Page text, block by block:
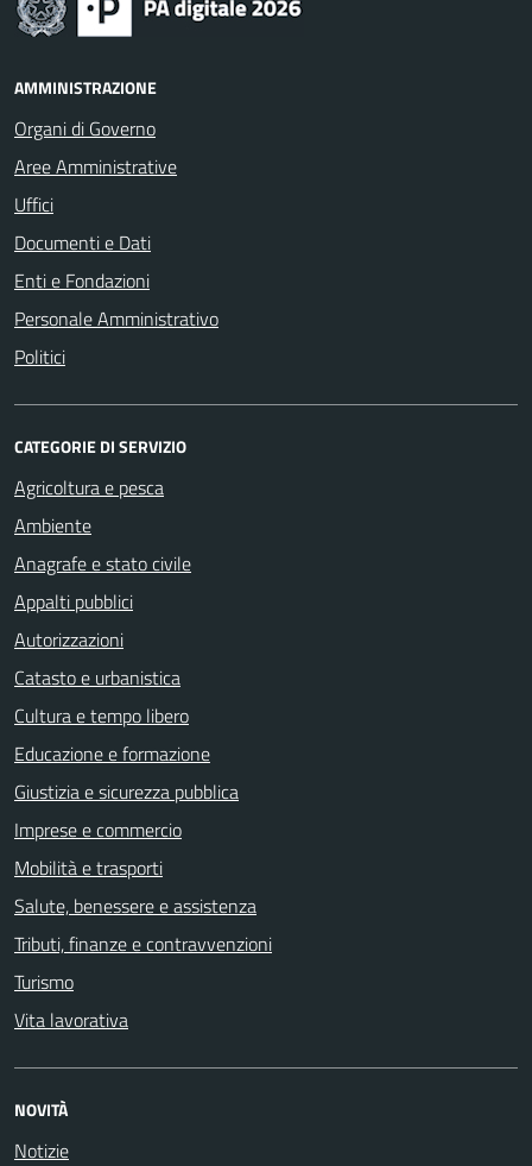
AMMINISTRAZIONE
Organi di Governo
Aree Amministrative
Uffici
Documenti e Dati
Enti e Fondazioni
Personale Amministrativo
Politici
CATEGORIE DI SERVIZIO
Agricoltura e pesca
Ambiente
Anagrafe e stato civile
Appalti pubblici
Autorizzazioni
Catasto e urbanistica
Cultura e tempo libero
Educazione e formazione
Giustizia e sicurezza pubblica
Imprese e commercio
Mobilità e trasporti
Salute, benessere e assistenza
Tributi, finanze e contravvenzioni
Turismo
Vita lavorativa
NOVITÀ
Notizie